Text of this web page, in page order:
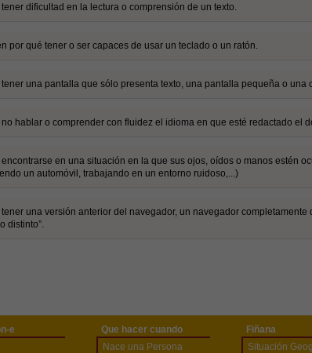
dificultad en la lectura o comprensión de un texto.
por qué tener o ser capaces de usar un teclado o un ratón.
una pantalla que sólo presenta texto, una pantalla pequeña o una
hablar o comprender con fluidez el idioma en que esté redactado el
en una situación en la que sus ojos, oídos o manos estén
un automóvil, trabajando en un entorno ruidoso,...)
una versión anterior del navegador, un navegador
distinto”.
e
Que hacer cuando
Nace una Persona
Fiñana
Situación